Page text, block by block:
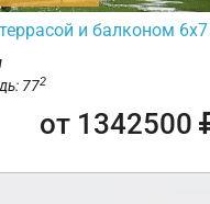
и балконом 6х7
772
от 1342500